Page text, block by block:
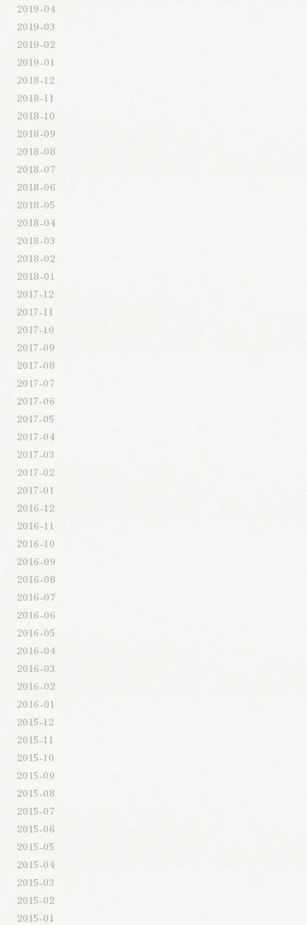
2019-04
2019-03
2019-02
2019-01
2018-12
2018-11
2018-10
2018-09
2018-08
2018-07
2018-06
2018-05
2018-04
2018-03
2018-02
2018-01
2017-12
2017-11
2017-10
2017-09
2017-08
2017-07
2017-06
2017-05
2017-04
2017-03
2017-02
2017-01
2016-12
2016-11
2016-10
2016-09
2016-08
2016-07
2016-06
2016-05
2016-04
2016-03
2016-02
2016-01
2015-12
2015-11
2015-10
2015-09
2015-08
2015-07
2015-06
2015-05
2015-04
2015-03
2015-02
2015-01